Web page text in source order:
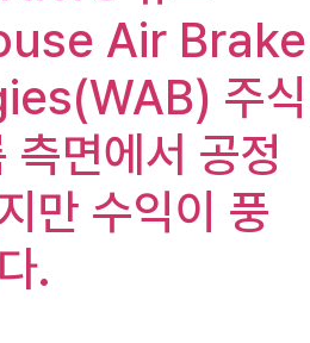
Air Brake
주식
측면에서 공정
만 수익이 풍
.